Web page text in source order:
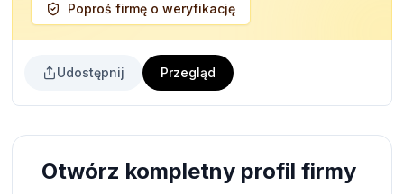
Poproś firmę o weryfikację
Udostępnij Przegląd
Otwórz kompletny profil firmy